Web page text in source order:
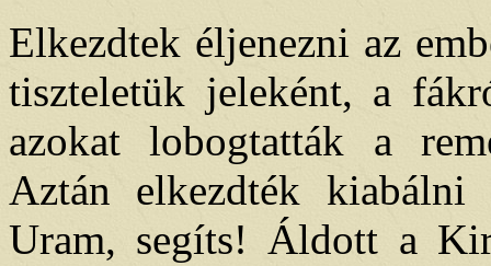
Elkezdtek éljenezni az
tiszteletük jeleként, a
azokat lobogtatták a
Aztán elkezdték kiabálni
Uram, segíts! Áldott a